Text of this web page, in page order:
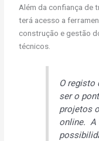
Além da confiança de
terá acesso a
construção e gestão
técnicos.
O registo
ser o
projetos
online. A